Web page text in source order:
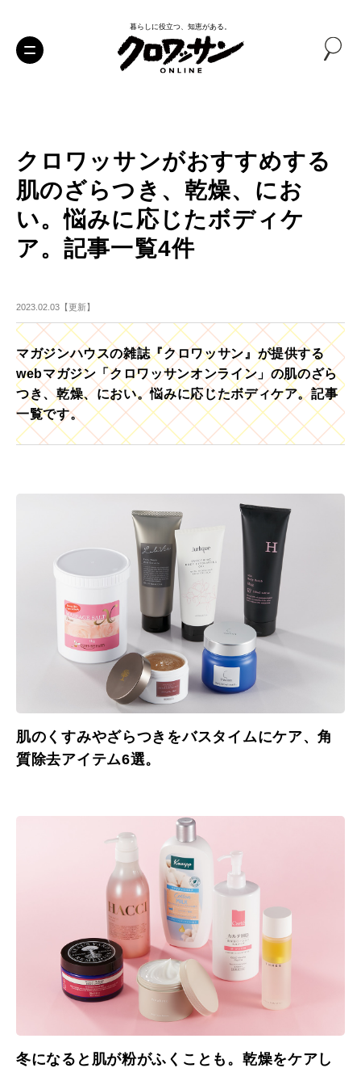
暮らしに役立つ、知恵がある。
クロワッサンがおすすめする
肌のざらつき、乾燥、にお
い。悩みに応じたボディケ
ア。記事一覧4件
2023.02.03【更新】
マガジンハウスの雑誌『クロワッサン』が提供する
webマガジン「クロワッサンオンライン」の肌のざら
つき、乾燥、におい。悩みに応じたボディケア。記事
一覧です。
肌のくすみやざらつきをバスタイムにケア、角
質除去アイテム6選。
冬になると肌が粉がふくことも。乾燥をケアし